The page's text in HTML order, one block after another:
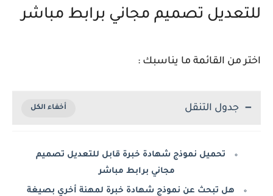
للتعديل تصميم مجاني برابط مباشر
اختر من القائمة ما يناسبك :
جدول التنقل
تحميل نموذج شهادة خبرة قابل للتعديل تصميم
مجاني برابط مباشر
هل تبحث عن نموذج شهادة خبرة لمهنة أخري بصيغة